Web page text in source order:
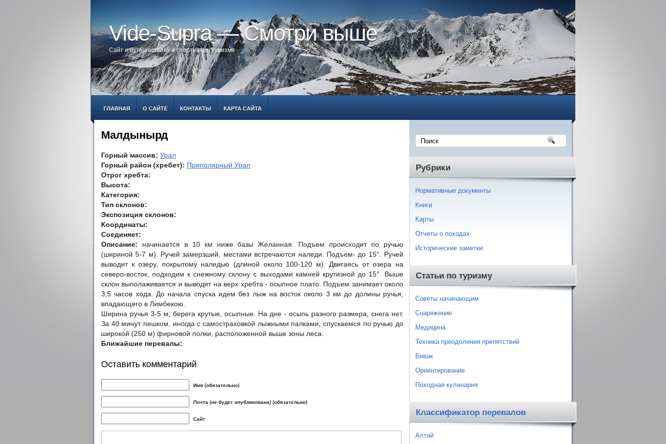
Vide-Supra — Смотри выше
Сайт о путешествиях и спортивном туризме
ГЛАВНАЯ О САЙТЕ КОНТАКТЫ КАРТА САЙТА
Малдынырд
Горный массив: Урал
Горный район (хребет): Приполярный Урал
Отрог хребта:
Высота:
Категория:
Тип склонов:
Экспозиция склонов:
Координаты:
Соединяет:
Описание: начинается в 10 км ниже базы Желанная. Подъем происходит по ручью
(шириной 5-7 м). Ручей замерзший, местами встречаются наледи. Подъем- до 15°. Ручей
выводит к озеру, покрытому наледью (длиной около 100-120 м). Двигаясь от озера на
северо-восток, подходим к снежному склону с выходами камней крутизной до 15°. Выше
склон выполаживается и выводит на верх хребта - осыпное плато. Подъем занимает около
3,5 часов хода. До начала спуска идем без лыж на восток около 3 км до долины ручья,
впадающего в Лимбекою.
Ширина ручья 3-5 м, берега крутые, осыпные. На дне - осыпь разного размера, снега нет.
За 40 минут пешком, иногда с самостраховкой лыжными палками, спускаемся по ручью до
широкой (250 м) фирновой полки, расположенной выше зоны леса.
Ближайшие перевалы:
Оставить комментарий
Имя (обязательно)
Почта (не будет опубликована) (обязательно)
Сайт
Рубрики
Нормативные документы
Книги
Карты
Отчеты о походах
Исторические заметки
Статьи по туризму
Советы начинающим
Снаряжение
Медицина
Техника преодоления препятствий
Бивак
Ориентирование
Походная кулинария
Классификатор перевалов
Алтай